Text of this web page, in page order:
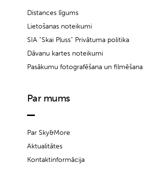
Distances līgums
Lietošanas noteikumi
SIA “Skai Pluss” Privātuma politika
Dāvanu kartes noteikumi
Pasākumu fotografēšana un filmēšana
Par mums
Par Sky&More
Aktualitātes
Kontaktinformācija